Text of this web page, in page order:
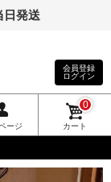
日発送
会員登録
ログイン
ージ カート
0